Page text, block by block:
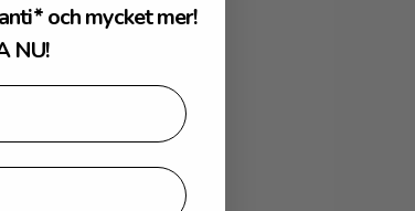
och mycket mer!
NU!